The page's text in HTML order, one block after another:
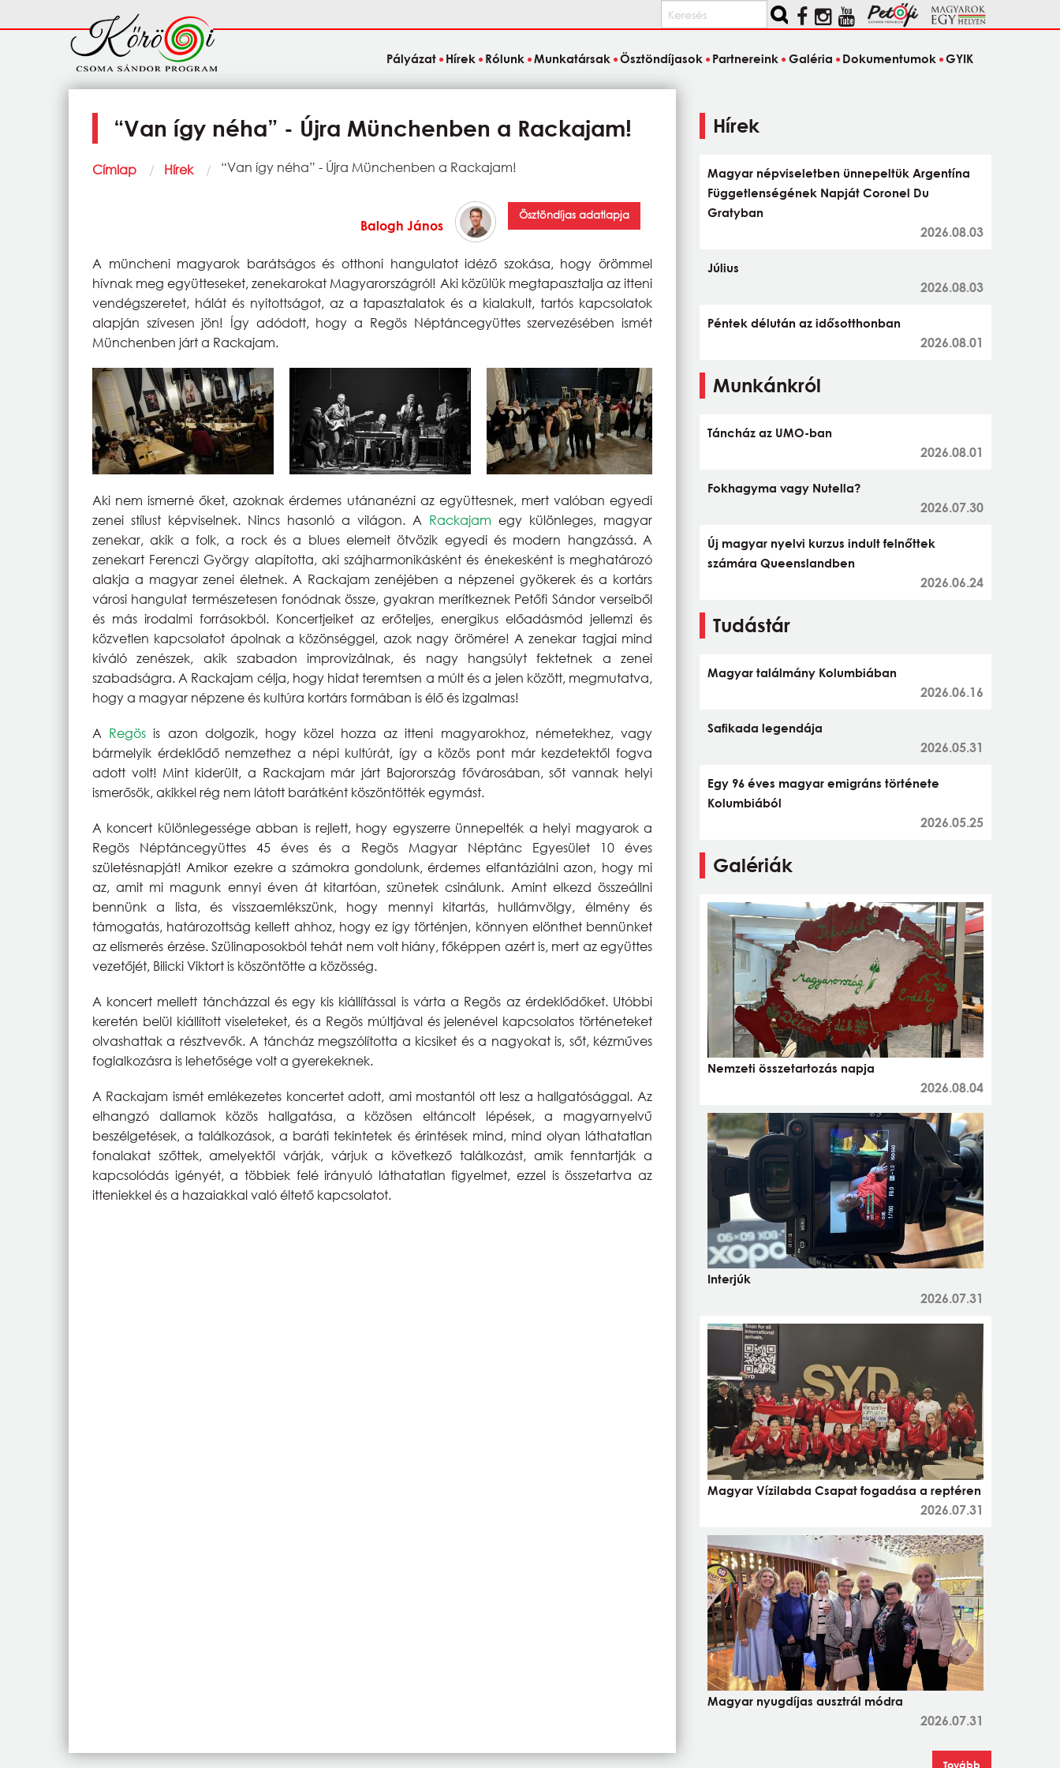
Keresés
Fő
navigáció
Pályázat Hírek Rólunk Munkatársak Ösztöndíjasok Partnereink Galéria Dokumentumok GYIK
“Van így néha” - Újra Münchenben a Rackajam!
Morzsa
Címlap Hírek Current:
“Van így néha” - Újra Münchenben a Rackajam!
Balogh János
Ösztöndíjas adatlapja
A müncheni magyarok barátságos és otthoni hangulatot idéző szokása, hogy örömmel
hívnak meg együtteseket, zenekarokat Magyarországról! Aki közülük megtapasztalja az itteni
vendégszeretet, hálát és nyitottságot, az a tapasztalatok és a kialakult, tartós kapcsolatok
alapján szívesen jön! Így adódott, hogy a Regös Néptáncegyüttes szervezésében ismét
Münchenben járt a Rackajam.
Aki nem ismerné őket, azoknak érdemes utánanézni az együttesnek, mert valóban egyedi
zenei stílust képviselnek. Nincs hasonló a világon. A Rackajam egy különleges, magyar
zenekar, akik a folk, a rock és a blues elemeit ötvözik egyedi és modern hangzássá. A
zenekart Ferenczi György alapította, aki szájharmonikásként és énekesként is meghatározó
alakja a magyar zenei életnek. A Rackajam zenéjében a népzenei gyökerek és a kortárs
városi hangulat természetesen fonódnak össze, gyakran merítkeznek Petőfi Sándor verseiből
és más irodalmi forrásokból. Koncertjeiket az erőteljes, energikus előadásmód jellemzi és
közvetlen kapcsolatot ápolnak a közönséggel, azok nagy örömére! A zenekar tagjai mind
kiváló zenészek, akik szabadon improvizálnak, és nagy hangsúlyt fektetnek a zenei
szabadságra. A Rackajam célja, hogy hidat teremtsen a múlt és a jelen között, megmutatva,
hogy a magyar népzene és kultúra kortárs formában is élő és izgalmas!
A Regös is azon dolgozik, hogy közel hozza az itteni magyarokhoz, németekhez, vagy
bármelyik érdeklődő nemzethez a népi kultúrát, így a közös pont már kezdetektől fogva
adott volt! Mint kiderült, a Rackajam már járt Bajorország fővárosában, sőt vannak helyi
ismerősök, akikkel rég nem látott barátként köszöntötték egymást.
A koncert különlegessége abban is rejlett, hogy egyszerre ünnepelték a helyi magyarok a
Regös Néptáncegyüttes 45 éves és a Regös Magyar Néptánc Egyesület 10 éves
születésnapját! Amikor ezekre a számokra gondolunk, érdemes elfantáziálni azon, hogy mi
az, amit mi magunk ennyi éven át kitartóan, szünetek csinálunk. Amint elkezd összeállni
bennünk a lista, és visszaemlékszünk, hogy mennyi kitartás, hullámvölgy, élmény és
támogatás, határozottság kellett ahhoz, hogy ez így történjen, könnyen elönthet bennünket
az elismerés érzése. Szülinaposokból tehát nem volt hiány, főképpen azért is, mert az együttes
vezetőjét, Bilicki Viktort is köszöntötte a közösség.
A koncert mellett táncházzal és egy kis kiállítással is várta a Regös az érdeklődőket. Utóbbi
keretén belül kiállított viseleteket, és a Regös múltjával és jelenével kapcsolatos történeteket
olvashattak a résztvevők. A táncház megszólította a kicsiket és a nagyokat is, sőt, kézműves
foglalkozásra is lehetősége volt a gyerekeknek.
A Rackajam ismét emlékezetes koncertet adott, ami mostantól ott lesz a hallgatósággal. Az
elhangzó dallamok közös hallgatása, a közösen eltáncolt lépések, a magyarnyelvű
beszélgetések, a találkozások, a baráti tekintetek és érintések mind, mind olyan láthatatlan
fonalakat szőttek, amelyektől várják, várjuk a következő találkozást, amik fenntartják a
kapcsolódás igényét, a többiek felé irányuló láthatatlan figyelmet, ezzel is összetartva az
itteniekkel és a hazaiakkal való éltető kapcsolatot.
Hírek
Magyar népviseletben ünnepeltük Argentína
Függetlenségének Napját Coronel Du
Gratyban
2026.08.03
Július
2026.08.03
Péntek délután az idősotthonban
2026.08.01
Munkánkról
Táncház az UMO-ban
2026.08.01
Fokhagyma vagy Nutella?
2026.07.30
Új magyar nyelvi kurzus indult felnőttek
számára Queenslandben
2026.06.24
Tudástár
Magyar találmány Kolumbiában
2026.06.16
Safikada legendája
2026.05.31
Egy 96 éves magyar emigráns története
Kolumbiából
2026.05.25
Galériák
Nemzeti összetartozás napja
2026.08.04
Interjúk
2026.07.31
Magyar Vízilabda Csapat fogadása a reptéren
2026.07.31
Magyar nyugdíjas ausztrál módra
2026.07.31
Tovább